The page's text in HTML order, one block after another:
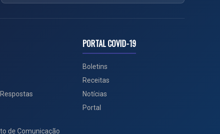
de Comunicação
PORTAL COVID-19
Boletins
Receitas
Notícias
Portal